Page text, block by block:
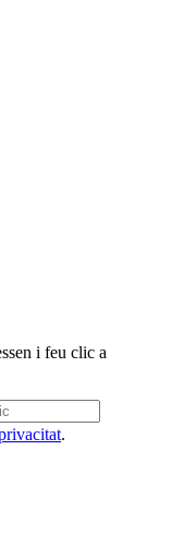
i feu clic a
.